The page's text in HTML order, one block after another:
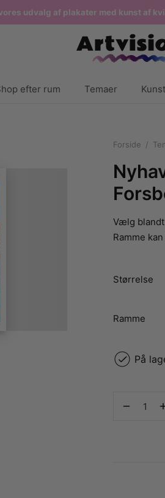
udvalg af plakater med kunst af
efter rum Temaer
Forside /
Vælg
Ramme
Størrelse
Ramme
På